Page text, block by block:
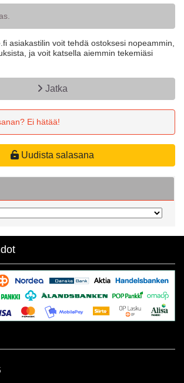
asiakastilin voit tehdä ostoksesi nopeammin,
ja voit katsella aiemmin tekemiäsi
Jatka
Ei hätää!
Uudista salasana